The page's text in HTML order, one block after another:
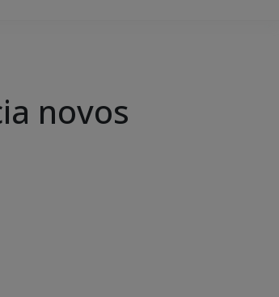
novos